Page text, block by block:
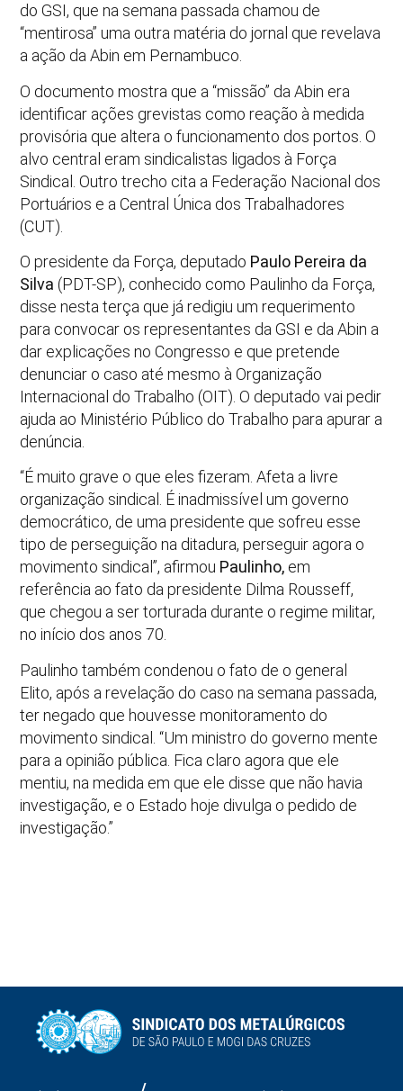
do GSI, que na semana passada chamou de
“mentirosa” uma outra matéria do jornal que revelava
a ação da Abin em Pernambuco.
O documento mostra que a “missão” da Abin era
identificar ações grevistas como reação à medida
provisória que altera o funcionamento dos portos. O
alvo central eram sindicalistas ligados à Força
Sindical. Outro trecho cita a Federação Nacional dos
Portuários e a Central Única dos Trabalhadores
(CUT).
O presidente da Força, deputado Paulo Pereira da
Silva (PDT-SP), conhecido como Paulinho da Força,
disse nesta terça que já redigiu um requerimento
para convocar os representantes da GSI e da Abin a
dar explicações no Congresso e que pretende
denunciar o caso até mesmo à Organização
Internacional do Trabalho (OIT). O deputado vai pedir
ajuda ao Ministério Público do Trabalho para apurar a
denúncia.
“É muito grave o que eles fizeram. Afeta a livre
organização sindical. É inadmissível um governo
democrático, de uma presidente que sofreu esse
tipo de perseguição na ditadura, perseguir agora o
movimento sindical”, afirmou Paulinho, em
referência ao fato da presidente Dilma Rousseff,
que chegou a ser torturada durante o regime militar,
no início dos anos 70.
Paulinho também condenou o fato de o general
Elito, após a revelação do caso na semana passada,
ter negado que houvesse monitoramento do
movimento sindical. “Um ministro do governo mente
para a opinião pública. Fica claro agora que ele
mentiu, na medida em que ele disse que não havia
investigação, e o Estado hoje divulga o pedido de
investigação.”